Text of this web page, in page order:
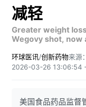
减轻
Greater weight
Wegovy shot, now
环球医讯/创新药物来源
2026-03-26 13:06:54
美国食品药品监督